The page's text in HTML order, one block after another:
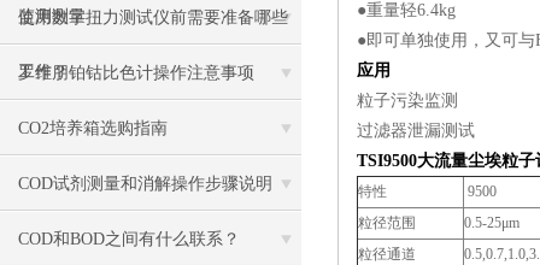
监测测量
使用数字扭力测试仪前需要准备哪些
工作？
罗维朋铂钴比色计操作注意事项
CO2培养箱选购指南
COD试剂测量和消解操作步骤说明
COD和BOD之间有什么联系？
●重量轻6.4kg
●即可单独使用，又可
应用
粒子污染监测
过滤器泄漏测试
TSI9500大流量尘埃粒子
特性
9500
粒径范围
0.5-25μm
粒径通道